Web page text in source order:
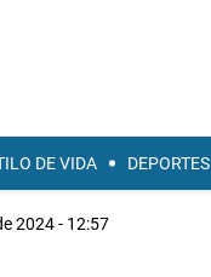
DE VIDA DEPORTES
2024 - 12:57